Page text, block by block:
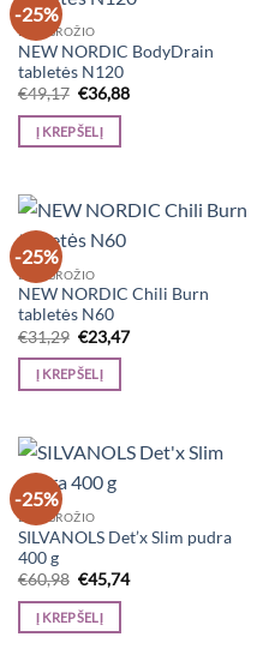
-25%
DĖL GROŽIO
NEW NORDIC BodyDrain
tabletės N120
€49,17 Original
price
was:
€49,17.
€36,88Current
Į KREPŠELĮ
-25%
DĖL GROŽIO
NEW NORDIC Chili Burn
tabletės N60
€31,29 Original
price
was:
€31,29.
€23,47Current
Į KREPŠELĮ
-25%
DĖL GROŽIO
SILVANOLS Det’x Slim pudra
400 g
€60,98 Original
price
was:
€60,98.
€45,74Current
Į KREPŠELĮ